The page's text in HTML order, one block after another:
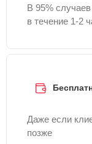
В 95%
в течение 1-2
Даже если
позже